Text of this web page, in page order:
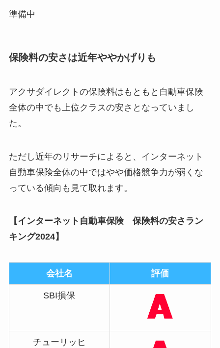
準備中
保険料の安さは近年ややかげりも
アクサダイレクトの保険料はもともと自動車保険
全体の中でも上位クラスの安さとなっていまし
た。
ただし近年のリサーチによると、インターネット
自動車保険全体の中ではやや価格競争力が弱くな
っている傾向も見て取れます。
【インターネット自動車保険 保険料の安さラン
キング2024】
会社名 評価
SBI損保
チューリッヒ